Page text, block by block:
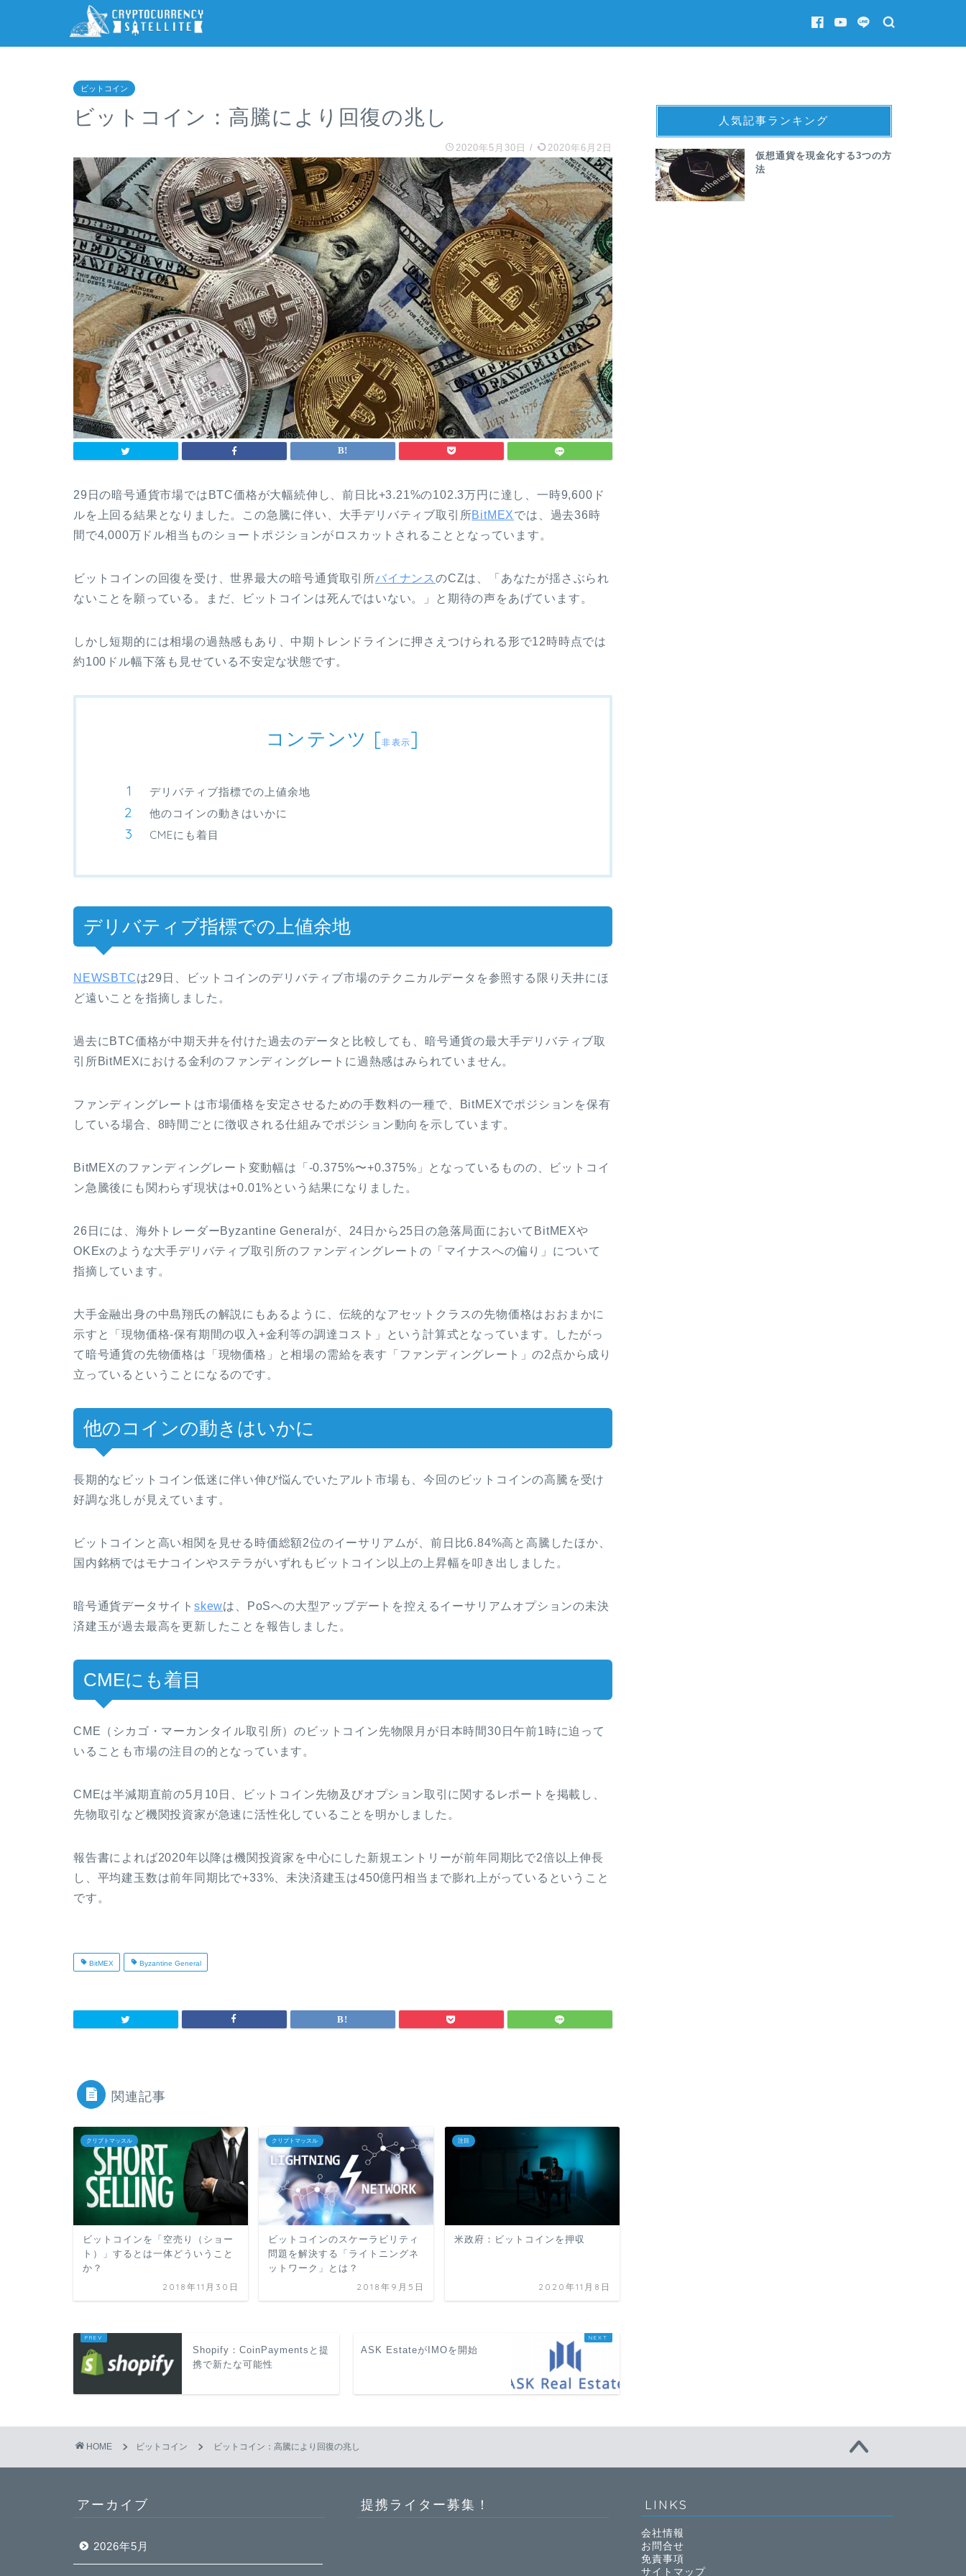
ビットコイン
ビットコイン：高騰により回復の兆し
2020年5月30日 / 2020年6月2日
29日の暗号通貨市場ではBTC価格が大幅続伸し、前日比+3.21%の102.3万円に達し、一時9,600ド
ルを上回る結果となりました。この急騰に伴い、大手デリバティブ取引所BitMEXでは、過去36時
間で4,000万ドル相当ものショートポジションがロスカットされることとなっています。
ビットコインの回復を受け、世界最大の暗号通貨取引所バイナンスのCZは、「あなたが揺さぶられ
ないことを願っている。まだ、ビットコインは死んではいない。」と期待の声をあげています。
しかし短期的には相場の過熱感もあり、中期トレンドラインに押さえつけられる形で12時時点では
約100ドル幅下落も見せている不安定な状態です。
コンテンツ [非表示]
デリバティブ指標での上値余地
他のコインの動きはいかに
CMEにも着目
デリバティブ指標での上値余地
NEWSBTCは29日、ビットコインのデリバティブ市場のテクニカルデータを参照する限り天井にほ
ど遠いことを指摘しました。
過去にBTC価格が中期天井を付けた過去のデータと比較しても、暗号通貨の最大手デリバティブ取
引所BitMEXにおける金利のファンディングレートに過熱感はみられていません。
ファンディングレートは市場価格を安定させるための手数料の一種で、BitMEXでポジションを保有
している場合、8時間ごとに徴収される仕組みでポジション動向を示しています。
BitMEXのファンディングレート変動幅は「-0.375%〜+0.375%」となっているものの、ビットコイ
ン急騰後にも関わらず現状は+0.01%という結果になりました。
26日には、海外トレーダーByzantine Generalが、24日から25日の急落局面においてBitMEXや
OKExのような大手デリバティブ取引所のファンディングレートの「マイナスへの偏り」について
指摘しています。
大手金融出身の中島翔氏の解説にもあるように、伝統的なアセットクラスの先物価格はおおまかに
示すと「現物価格-保有期間の収入+金利等の調達コスト」という計算式となっています。したがっ
て暗号通貨の先物価格は「現物価格」と相場の需給を表す「ファンディングレート」の2点から成り
立っているということになるのです。
他のコインの動きはいかに
長期的なビットコイン低迷に伴い伸び悩んでいたアルト市場も、今回のビットコインの高騰を受け
好調な兆しが見えています。
ビットコインと高い相関を見せる時価総額2位のイーサリアムが、前日比6.84%高と高騰したほか、
国内銘柄ではモナコインやステラがいずれもビットコイン以上の上昇幅を叩き出しました。
暗号通貨データサイト skewは、PoSへの大型アップデートを控えるイーサリアムオプションの未決
済建玉が過去最高を更新したことを報告しました。
CMEにも着目
CME（シカゴ・マーカンタイル取引所）のビットコイン先物限月が日本時間30日午前1時に迫って
いることも市場の注目の的となっています。
CMEは半減期直前の5月10日、ビットコイン先物及びオプション取引に関するレポートを掲載し、
先物取引など機関投資家が急速に活性化していることを明かしました。
報告書によれば2020年以降は機関投資家を中心にした新規エントリーが前年同期比で2倍以上伸長
し、平均建玉数は前年同期比で+33%、未決済建玉は450億円相当まで膨れ上がっているということ
です。
BitMEX Byzantine General
関連記事
クリプトマッスル
ビットコインを「空売り（ショー
ト）」するとは一体どういうこと
か？
2018年11月30日
クリプトマッスル
ビットコインのスケーラビリティ
問題を解決する「ライトニングネ
ットワーク」とは？
2018年9月5日
注目
米政府：ビットコインを押収
2020年11月8日
Shopify：CoinPaymentsと提
携で新たな可能性
ASK EstateがIMOを開始
人気記事ランキング
仮想通貨を現金化する3つの方
法
HOME ビットコイン ビットコイン：高騰により回復の兆し
アーカイブ
2026年5月
提携ライター募集！ LINKS
会社情報
お問合せ
免責事項
サイトマップ